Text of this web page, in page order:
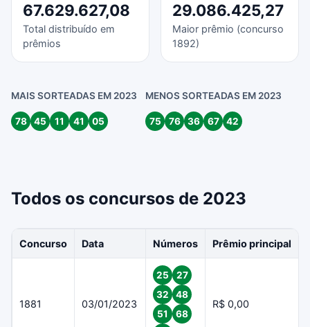
67.629.627,08
Total distribuído em
prêmios
29.086.425,27
Maior prêmio (concurso
1892)
MAIS SORTEADAS EM 2023
78 45 11 41 05
MENOS SORTEADAS EM 2023
75 76 36 67 42
Todos os concursos de 2023
Concurso Data Números Prêmio principal
1881 03/01/2023
25
27
32
48
51
68
R$ 0,00